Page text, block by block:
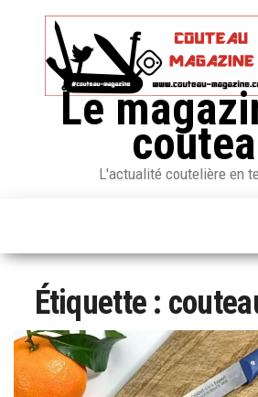
Le
L'actualité coutelière en
Étiquette :